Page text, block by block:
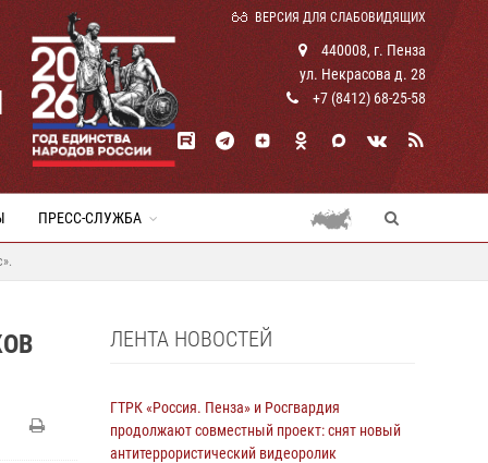
ВЕРСИЯ ДЛЯ СЛАБОВИДЯЩИХ
440008, г. Пенза
ул. Некрасова д. 28
+7 (8412) 68-25-58
ПРЕСС-СЛУЖБА
ЛЕНТА НОВОСТЕЙ
ГТРК «Россия. Пенза» и Росгвардия
продолжают совместный проект: снят новый
антитеррористический видеоролик